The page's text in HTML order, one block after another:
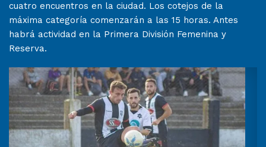
cuatro encuentros en la ciudad. Los cotejos de la
máxima categoría comenzarán a las 15 horas. Antes
habrá actividad en la Primera División Femenina y
Reserva.